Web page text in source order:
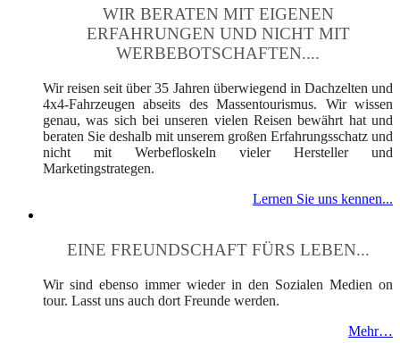
WIR BERATEN MIT EIGENEN
ERFAHRUNGEN UND NICHT MIT
WERBEBOTSCHAFTEN....
Wir reisen seit über 35 Jahren überwiegend in Dachzelten und
4x4-Fahrzeugen abseits des Massentourismus. Wir wissen
genau, was sich bei unseren vielen Reisen bewährt hat und
beraten Sie deshalb mit unserem großen Erfahrungsschatz und
nicht mit Werbefloskeln vieler Hersteller und
Marketingstrategen.
Lernen Sie uns kennen...
EINE FREUNDSCHAFT FÜRS LEBEN...
Wir sind ebenso immer wieder in den Sozialen Medien on
tour. Lasst uns auch dort Freunde werden.
Mehr…